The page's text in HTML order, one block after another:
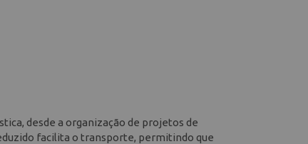
desde a organização de projetos de
facilita o transporte, permitindo que